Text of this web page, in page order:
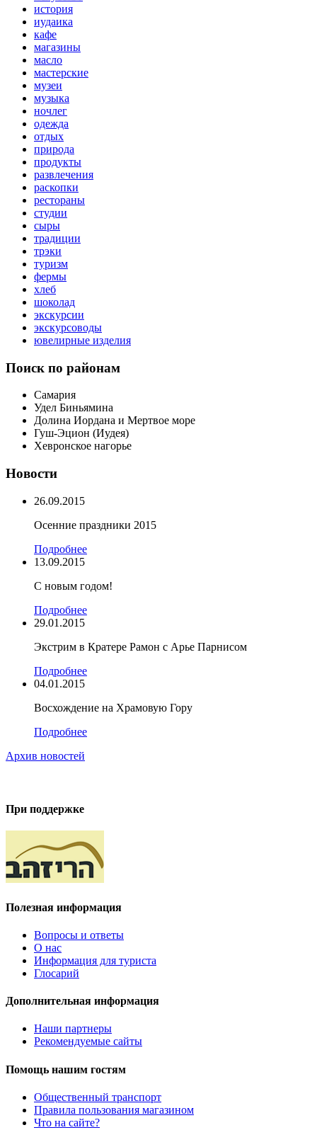
история
иудаика
кафе
магазины
масло
мастерские
музеи
музыка
ночлег
одежда
отдых
природа
продукты
развлечения
раскопки
рестораны
студии
сыры
традиции
трэки
туризм
фермы
хлеб
шоколад
экскурсии
экскурсоводы
ювелирные изделия
Поиск по районам
Самария
Удел Биньямина
Долина Иордана и Мертвое море
Гуш-Эцион (Иудея)
Хевронское нагорье
Новости
26.09.2015
Осенние праздники 2015
Подробнее
13.09.2015
С новым годом!
Подробнее
29.01.2015
Экстрим в Кратере Рамон c Арье Парнисом
Подробнее
04.01.2015
Восхождение на Храмовую Гору
Подробнее
Архив новостей
При поддержке
Полезная информация
Вопросы и ответы
О нас
Информация для туриста
Глосарий
Дополнительная информация
Наши партнеры
Рекомендуемые сайты
Помощь нашим гостям
Общественный транспорт
Правила пользования магазином
Что на сайте?